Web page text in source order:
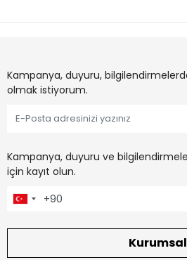
Kampanya, duyuru,
olmak istiyorum.
Kampanya, duyuru ve
için kayıt olun.
Kurumsal